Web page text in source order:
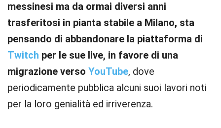
messinesi ma da ormai diversi anni
trasferitosi in pianta stabile a Milano, sta
pensando di abbandonare la piattaforma di
Twitch per le sue live, in favore di una
migrazione verso YouTube, dove
periodicamente pubblica alcuni suoi lavori noti
per la loro genialità ed irriverenza.